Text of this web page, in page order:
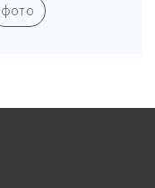
фото